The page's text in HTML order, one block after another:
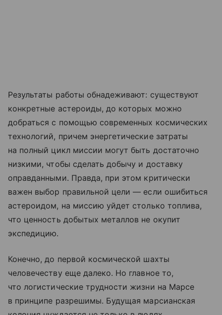
Результаты работы обнадеживают: существуют
конкретные астероиды, до которых можно
добраться с помощью современных космических
технологий, причем энергетические затраты
на полный цикл миссии могут быть достаточно
низкими, чтобы сделать добычу и доставку
оправданными. Правда, при этом критически
важен выбор правильной цели — если ошибиться
астероидом, на миссию уйдет столько топлива,
что ценность добытых металлов не окупит
экспедицию.
Конечно, до первой космической шахты
человечеству еще далеко. Но главное то,
что логистические трудности жизни на Марсе
в принципе разрешимы. Будущая марсианская